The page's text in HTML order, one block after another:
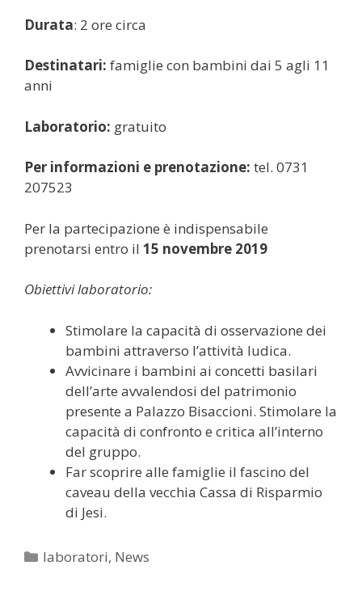
Durata: 2 ore circa
Destinatari: famiglie con bambini dai 5 agli 11
anni
Laboratorio: gratuito
Per informazioni e prenotazione: tel. 0731
207523
Per la partecipazione è indispensabile
prenotarsi entro il 15 novembre 2019
Obiettivi laboratorio:
Stimolare la capacità di osservazione dei
bambini attraverso l’attività ludica.
Avvicinare i bambini ai concetti basilari
dell’arte avvalendosi del patrimonio
presente a Palazzo Bisaccioni. Stimolare la
capacità di confronto e critica all’interno
del gruppo.
Far scoprire alle famiglie il fascino del
caveau della vecchia Cassa di Risparmio
di Jesi.
Categorie
laboratori, News